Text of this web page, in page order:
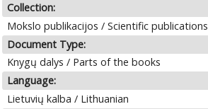
Collection:
Mokslo publikacijos / Scientific publications
Document Type:
Knygų dalys / Parts of the books
Language:
Lietuvių kalba / Lithuanian